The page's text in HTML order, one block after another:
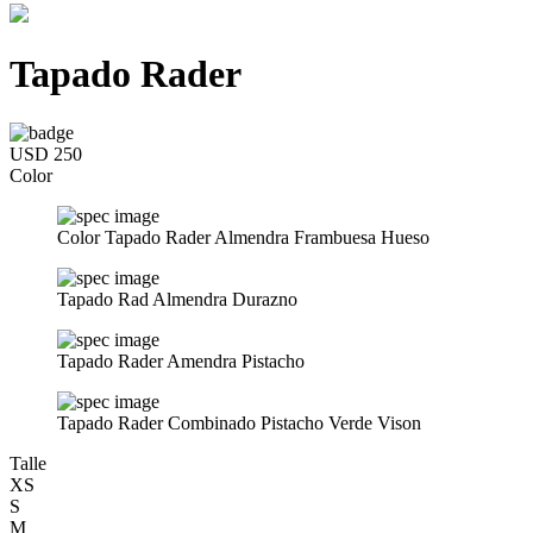
Tapado Rader
USD 250
Color
Color Tapado Rader Almendra Frambuesa Hueso
Tapado Rad Almendra Durazno
Tapado Rader Amendra Pistacho
Tapado Rader Combinado Pistacho Verde Vison
Talle
XS
S
M